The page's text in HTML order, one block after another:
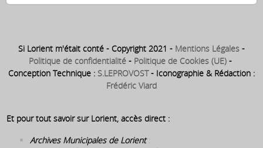
Si Lorient m'était conté - Copyright 2021 - Mentions Légales -
Politique de confidentialité - Politique de Cookies (UE) -
Conception Technique : S.LEPROVOST- Iconographie & Rédaction :
Frédéric Viard
Et pour tout savoir sur Lorient, accès direct :
Archives Municipales de Lorient